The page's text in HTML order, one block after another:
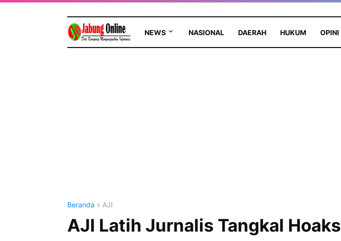
NEWS NASIONAL DAERAH HUKUM OPINI
Beranda AJI
AJI Latih Jurnalis Tangkal Hoaks